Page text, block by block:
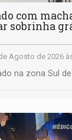
com
sobrinha
Agosto de 2026
na zona Sul